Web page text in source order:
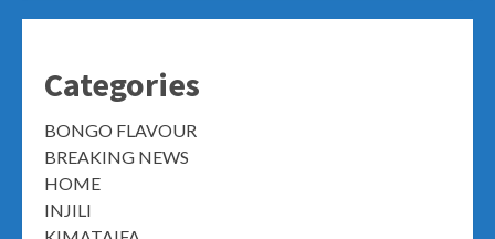
Categories
BONGO FLAVOUR
BREAKING NEWS
HOME
INJILI